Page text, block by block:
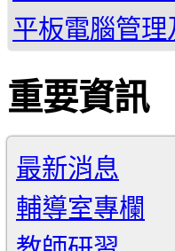
平板電腦管理
重要資訊
最新消息
輔導室專欄